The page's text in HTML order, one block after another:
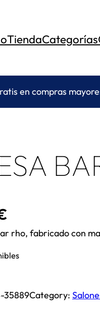
TiendaCategorías
en compras
rho, fabricado con
35889Category: